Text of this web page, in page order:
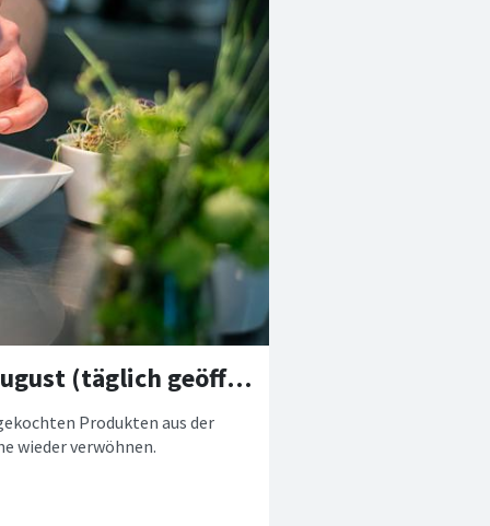
Restaurant Harfe - Köstlichkeiten im August (täglich geöffnet)
Produkten aus der
wieder verwöhnen.